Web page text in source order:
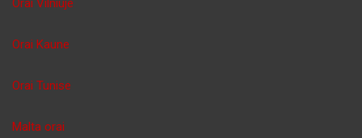
Orai Vilniuje
Orai Kaune
Orai Tunise
Malta orai